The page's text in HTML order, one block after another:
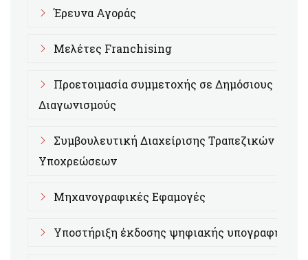
Έρευνα Αγοράς
Μελέτες Franchising
Προετοιμασία συμμετοχής σε Δημόσιους
Διαγωνισμούς
Συμβουλευτική Διαχείρισης Τραπεζικών
Υποχρεώσεων
Μηχανογραφικές Εφαμογές
Υποστήριξη έκδοσης ψηφιακής υπογραφής